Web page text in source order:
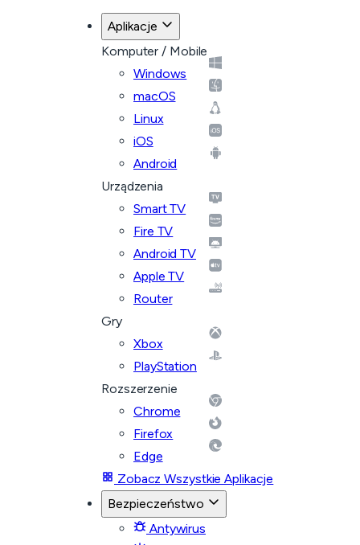
Aplikacje
Komputer / Mobile
Windows
macOS
Linux
iOS
Android
Urządzenia
Smart TV
Fire TV
Android TV
Apple TV
Router
Gry
Xbox
PlayStation
Rozszerzenie
Chrome
Firefox
Edge
Zobacz Wszystkie Aplikacje
Bezpieczeństwo
Antywirus